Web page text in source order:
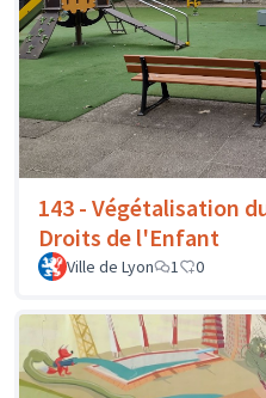
143 - Végétalisation
Droits de l'Enfant
Ville de Lyon 1 0